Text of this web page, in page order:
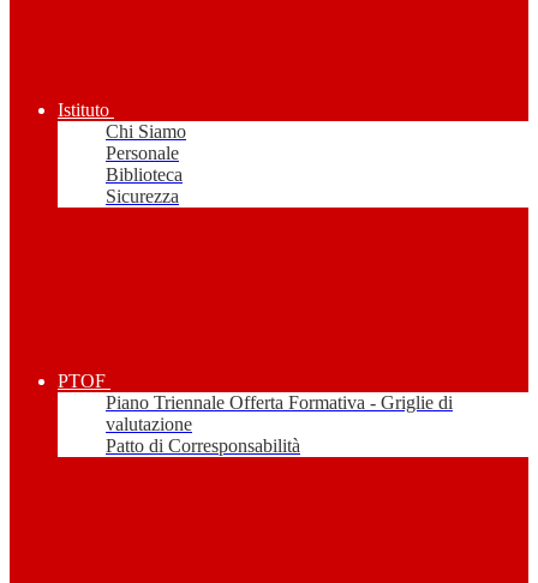
Istituto
Chi Siamo
Personale
Biblioteca
Sicurezza
PTOF
Piano Triennale Offerta Formativa - Griglie di
valutazione
Patto di Corresponsabilità